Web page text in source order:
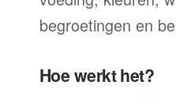
begroetingen en
Hoe werkt het?